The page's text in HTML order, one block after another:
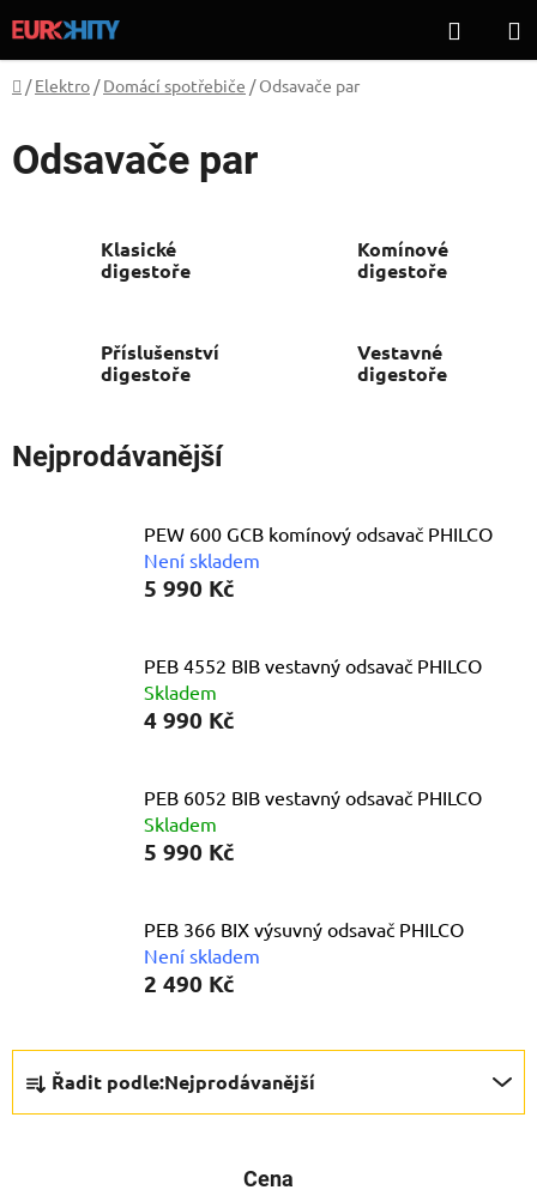
na
obsah
Hledat
Domů
/ Elektro / Domácí spotřebiče / Odsavače par
Odsavače par
Klasické
digestoře
Komínové
digestoře
Příslušenství
digestoře
Vestavné
digestoře
Nejprodávanější
PEW 600 GCB komínový odsavač PHILCO
Není skladem
5 990 Kč
PEB 4552 BIB vestavný odsavač PHILCO
Skladem
4 990 Kč
PEB 6052 BIB vestavný odsavač PHILCO
Skladem
5 990 Kč
PEB 366 BIX výsuvný odsavač PHILCO
Není skladem
2 490 Kč
Řadit podle:Nejprodávanější
Cena